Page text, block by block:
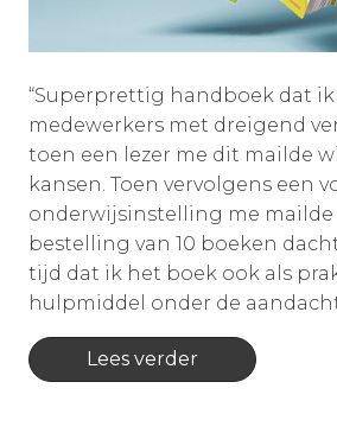
“Superprettig handboek dat
medewerkers met dreigend
toen een lezer me dit mailde
kansen. Toen vervolgens een
onderwijsinstelling me mailde
bestelling van 10 boeken
tijd dat ik het boek ook als
hulpmiddel onder de
Lees verder